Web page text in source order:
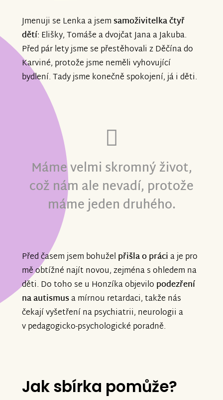
Jmenuji se Lenka a jsemsamoživitelka čtyř
dětí: Elišky, Tomáše a dvojčat Jana a Jakuba.
Před pár lety jsme se přestěhovali z Děčína do
Karviné, protože jsme neměli vyhovující
bydlení. Tady jsme konečně spokojení, já i děti.
Máme velmi skromný život,
což nám ale nevadí, protože
máme jeden druhého.
Před časem jsem bohužel přišla o prácia je pro
mě obtížné najít novou, zejména s ohledem na
děti. Do toho se u Honzíka objevilo podezření
na autismusa mírnou retardaci, takže nás
čekají vyšetření na psychiatrii, neurologii a
v pedagogicko-psychologické poradně.
Jak sbírka pomůže?